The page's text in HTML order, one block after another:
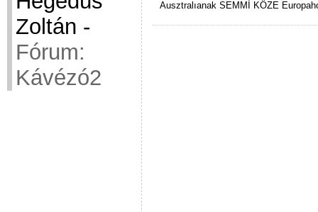
Zoltán -
Fórum:
Kávézó2
Ausztralıanak SEMMİ KÖZE